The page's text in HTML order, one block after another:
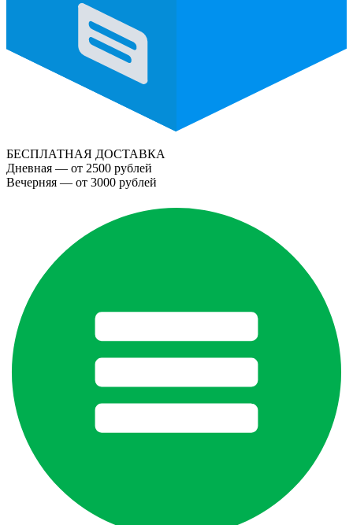
БЕСПЛАТНАЯ ДОСТАВКА
Дневная — от 2500 рублей
Вечерняя — от 3000 рублей